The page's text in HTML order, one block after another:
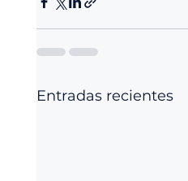
Entradas recientes